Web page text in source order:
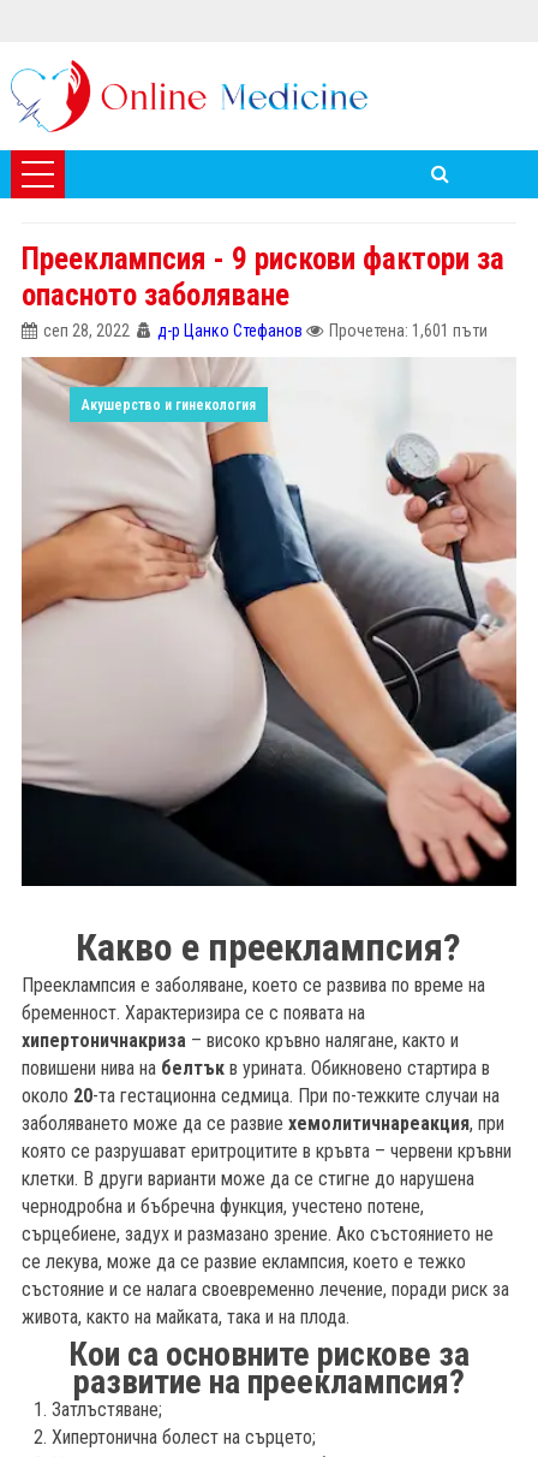
Прееклампсия - 9 рискови фактори за
опасното заболяване
сеп 28, 2022 д-р Цанко Стефанов Прочетена: 1,601 пъти
Акушерство и гинекология
Какво е прееклампсия?
Прееклампсия е заболяване, което се развива по време на
бременност. Характеризира се с появата на
хипертоничнакриза– високо кръвно налягане, както и
повишени нива на белтъкв урината. Обикновено стартира в
около 20-та гестационна седмица. При по-тежките случаи на
заболяването може да се развие хемолитичнареакция, при
която се разрушават еритроцитите в кръвта – червени кръвни
клетки. В други варианти може да се стигне до нарушена
чернодробна и бъбречна функция, учестено потене,
сърцебиене, задух и размазано зрение. Ако състоянието не
се лекува, може да се развие еклампсия, което е тежко
състояние и се налага своевременно лечение, поради риск за
живота, както на майката, така и на плода.
Кои са основните рискове за
развитие на прееклампсия?
Затлъстяване;
Хипертонична болест на сърцето;